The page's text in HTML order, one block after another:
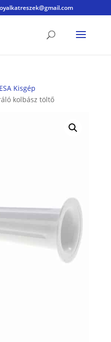
Kisgép
kolbász töltő